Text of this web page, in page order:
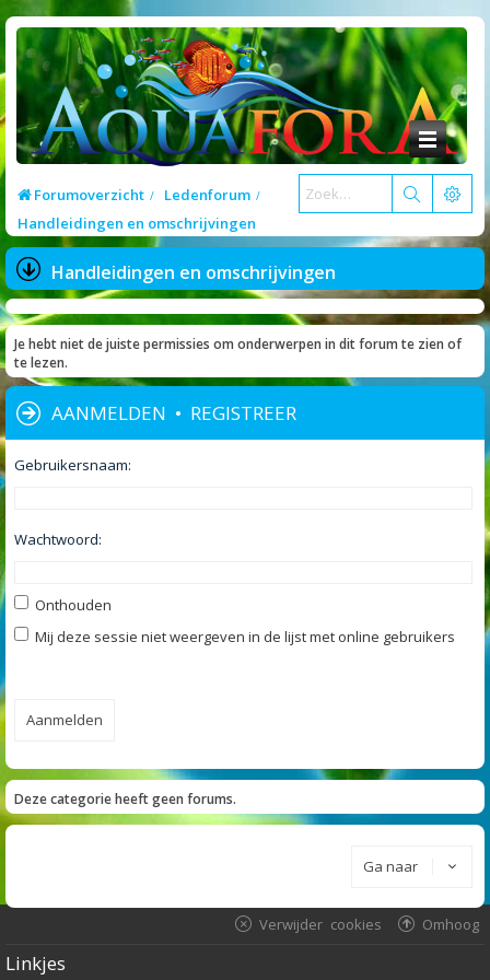
Forumoverzicht
Ledenforum
Handleidingen en omschrijvingen
Handleidingen en omschrijvingen
Je hebt niet de juiste permissies om onderwerpen in dit forum te zien of
te lezen.
AANMELDEN • REGISTREER
Gebruikersnaam:
Wachtwoord:
Onthouden
Mij deze sessie niet weergeven in de lijst met online gebruikers
Deze categorie heeft geen forums.
Ga naar
Omhoog
Verwijder cookies
Linkjes